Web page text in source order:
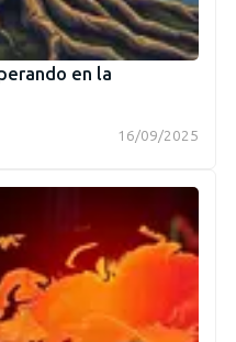
en la
16/09/2025